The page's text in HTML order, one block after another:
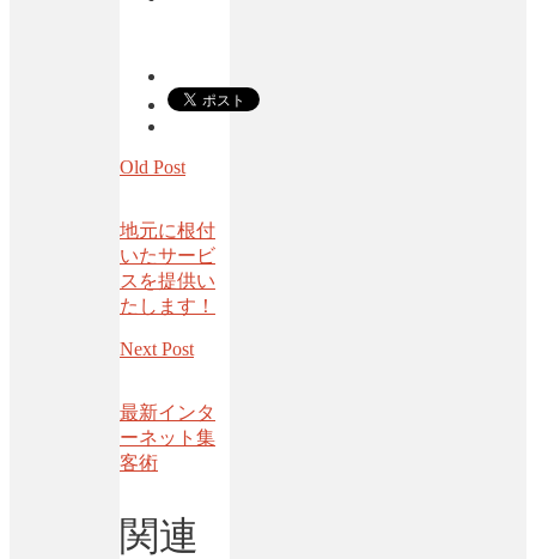
Old Post
地元に根付
いたサービ
スを提供い
たします！
Next Post
最新インタ
ーネット集
客術
関連